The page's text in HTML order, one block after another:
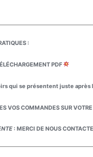
:
PDF
qui se présentent juste
VOS COMMANDES SUR
: MERCI DE NOUS